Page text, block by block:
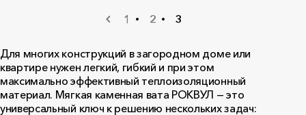
1 2 3
Для многих конструкций в загородном доме или
квартире нужен легкий, гибкий и при этом
максимально эффективный теплоизоляционный
материал. Мягкая каменная вата РОКВУЛ — это
универсальный ключ к решению нескольких задач: